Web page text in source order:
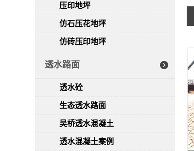
压印地坪
仿石压花地坪
仿砖压印地坪
透水路面
透水砼
生态透水路面
吴桥透水混凝土
透水混凝土案例